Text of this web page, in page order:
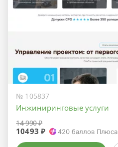
№ 105837
Инжиниринговые услуги
14 990 ₽
10493 ₽ 420 баллов Плюса